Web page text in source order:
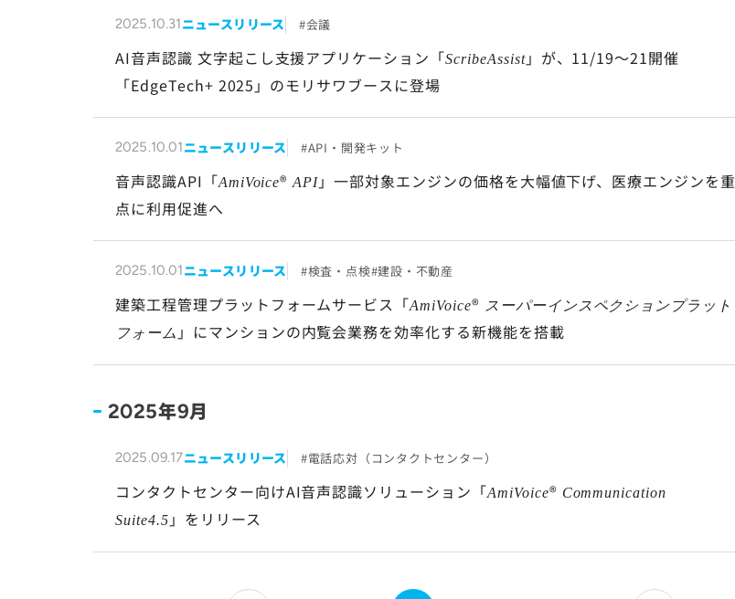
2025.10.31ニュースリリース 会議
AI音声認識 文字起こし支援アプリケーション「ScribeAssist」が、11/19～21開催
「EdgeTech+ 2025」のモリサワブースに登場
2025.10.01ニュースリリース API・開発キット
音声認識API「AmiVoice®API 」一部対象エンジンの価格を大幅値下げ、医療エンジンを重
点に利用促進へ
2025.10.01ニュースリリース 検査・点検 建設・不動産
建築工程管理プラットフォームサービス「AmiVoice®
スーパーインスペクションプラット
フォーム 」にマンションの内覧会業務を効率化する新機能を搭載
2025年9月
2025.09.17ニュースリリース 電話応対（コンタクトセンター）
コンタクトセンター向けAI音声認識ソリューション「AmiVoice® Communication
Suite4.5 」をリリース